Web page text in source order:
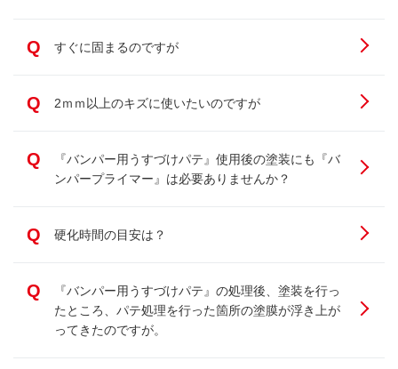
Q すぐに固まるのですが
Q 2ｍｍ以上のキズに使いたいのですが
Q
『バンパー用うすづけパテ』使用後の塗装にも『バ
ンパープライマー』は必要ありませんか？
Q 硬化時間の目安は？
Q
『バンパー用うすづけパテ』の処理後、塗装を行っ
たところ、パテ処理を行った箇所の塗膜が浮き上が
ってきたのですが。